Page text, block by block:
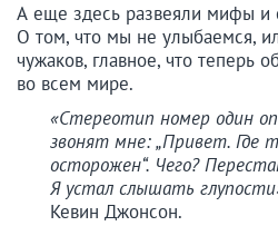
А еще здесь развеяли мифы и
О том, что мы не улыбаемся,
чужаков, главное, что теперь
во всем мире.
«Стереотип номер один
звонят мне: „Привет. Где
осторожен“. Чего?
Я устал слышать
Кевин Джонсон.